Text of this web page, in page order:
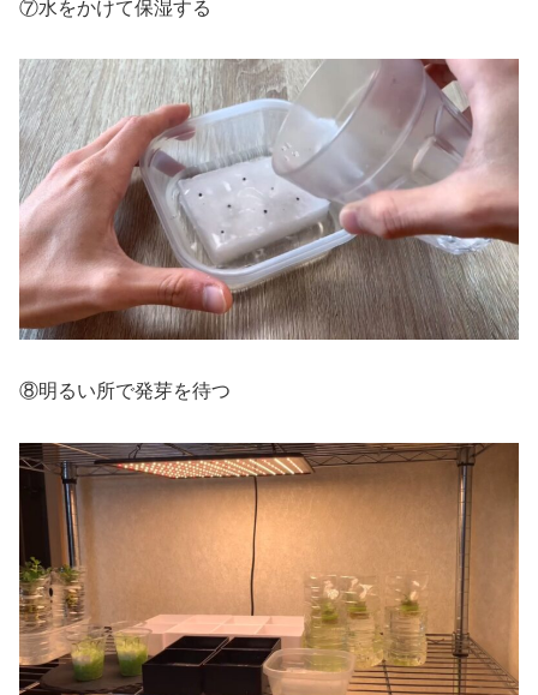
⑦水をかけて保湿する
⑧明るい所で発芽を待つ